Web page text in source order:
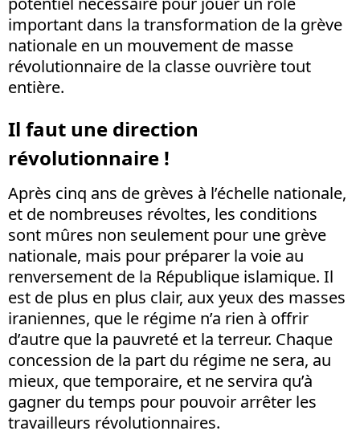
important dans la transformation de la grève
nationale en un mouvement de masse
révolutionnaire de la classe ouvrière tout
entière.
Il faut une direction
révolutionnaire !
Après cinq ans de grèves à l’échelle nationale,
et de nombreuses révoltes, les conditions
sont mûres non seulement pour une grève
nationale, mais pour préparer la voie au
renversement de la République islamique. Il
est de plus en plus clair, aux yeux des masses
iraniennes, que le régime n’a rien à offrir
d’autre que la pauvreté et la terreur. Chaque
concession de la part du régime ne sera, au
mieux, que temporaire, et ne servira qu’à
gagner du temps pour pouvoir arrêter les
travailleurs révolutionnaires.